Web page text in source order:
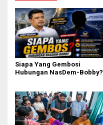
Siapa Yang Gembosi
Hubungan NasDem-Bobby?